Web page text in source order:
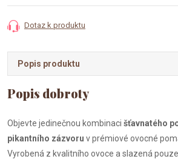
Dotaz k produktu
Popis produktu
Objevte jedinečnou kombinaci šťavnatého
pikantního zázvoru v prémiové ovocné
Vyrobená z kvalitního ovoce a slazená pouze